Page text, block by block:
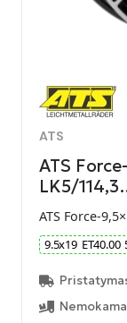
ATS
ATS
LK5/
ATS Force-
9.5x19 ET40.00